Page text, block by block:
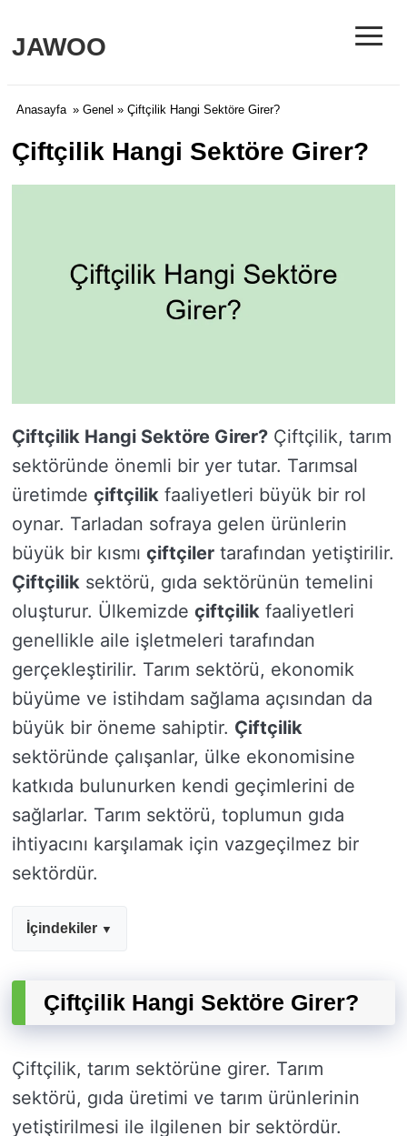
JAWOO ≡
Anasayfa » Genel » Çiftçilik Hangi Sektöre Girer?
Çiftçilik Hangi Sektöre Girer?
Çiftçilik Hangi Sektöre Girer? Çiftçilik, tarım
sektöründe önemli bir yer tutar. Tarımsal
üretimde çiftçilik faaliyetleri büyük bir rol
oynar. Tarladan sofraya gelen ürünlerin
büyük bir kısmı çiftçiler tarafından yetiştirilir.
Çiftçilik sektörü, gıda sektörünün temelini
oluşturur. Ülkemizde çiftçilik faaliyetleri
genellikle aile işletmeleri tarafından
gerçekleştirilir. Tarım sektörü, ekonomik
büyüme ve istihdam sağlama açısından da
büyük bir öneme sahiptir. Çiftçilik
sektöründe çalışanlar, ülke ekonomisine
katkıda bulunurken kendi geçimlerini de
sağlarlar. Tarım sektörü, toplumun gıda
ihtiyacını karşılamak için vazgeçilmez bir
sektördür.
İçindekiler
Çiftçilik Hangi Sektöre Girer?
Çiftçilik, tarım sektörüne girer. Tarım
sektörü, gıda üretimi ve tarım ürünlerinin
yetiştirilmesi ile ilgilenen bir sektördür.